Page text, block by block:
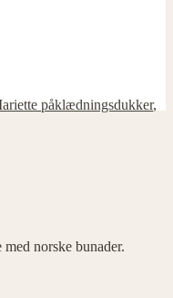
påklædningsdukker,
norske bunader.